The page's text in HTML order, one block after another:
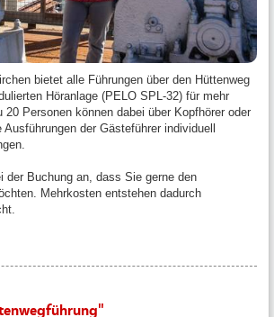
bietet alle Führungen über den Hüttenweg
Höranlage (PELO SPL-32) für mehr
20 Personen können dabei über Kopfhörer oder
der Gästeführer individuell
der Buchung an, dass Sie gerne den
Mehrkosten entstehen dadurch